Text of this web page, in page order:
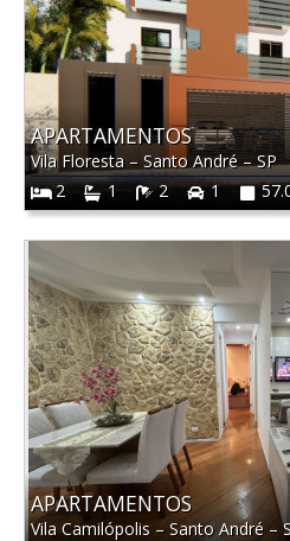
APARTAMENTOS
Vila Floresta – Santo André–SP
2
1 2 1
APARTAMENTOS
Vila Camilópolis – Santo André –